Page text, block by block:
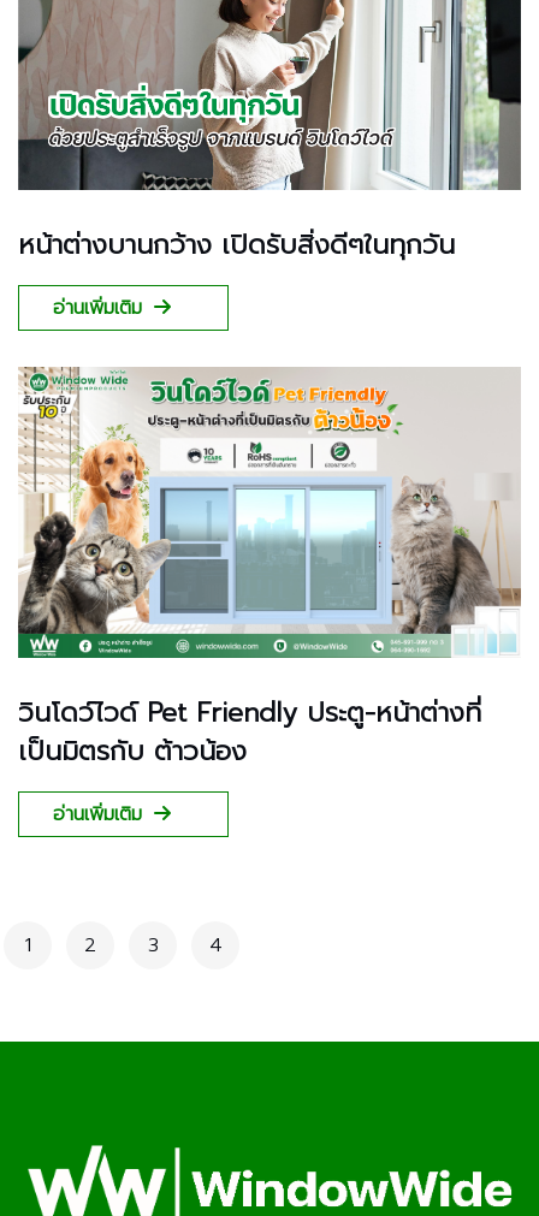
หน้าต่างบานกว้าง เปิดรับสิ่งดีๆในทุกวัน
อ่านเพิ่มเติม
วินโดว์ไวด์ Pet Friendly ประตู-หน้าต่างที่
เป็นมิตรกับ ต้าวน้อง
อ่านเพิ่มเติม
1 2 3 4